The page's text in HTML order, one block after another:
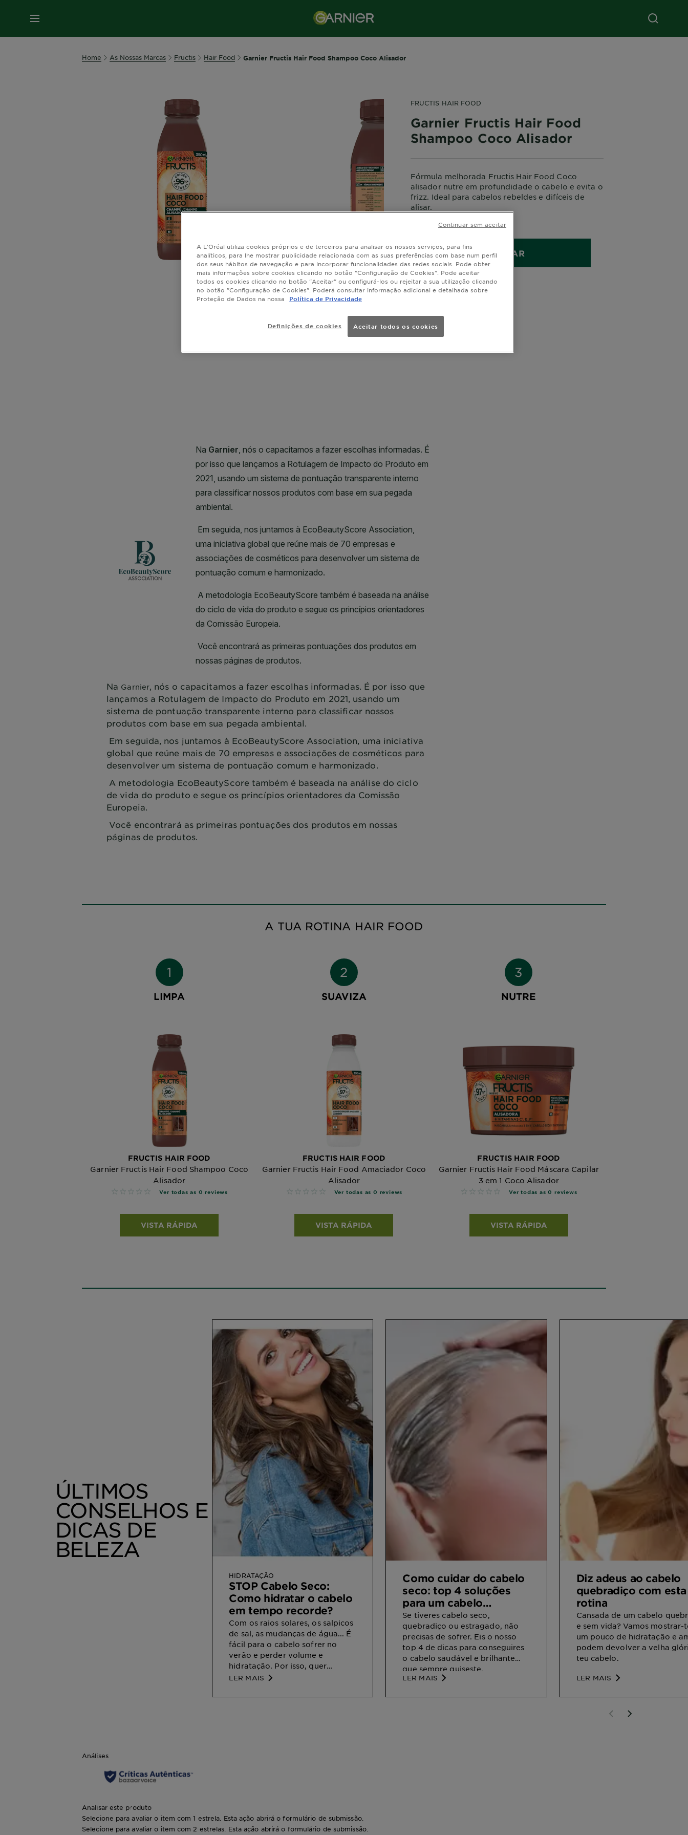
MENU
Home As Nossas Marcas Fructis Hair Food Garnier Fructis Hair Food Shampoo Coco Alisador
SLIDE 1SLIDE 2
SLIDE 3
SLIDE 4
SLIDE 5
SLIDE 6
FRUCTIS HAIR FOOD
Garnier Fructis Hair Food
Shampoo Coco Alisador
Fórmula melhorada Fructis Hair Food Coco
alisador nutre em profundidade o cabelo e evita o
frizz. Ideal para cabelos rebeldes e difíceis de
alisar.
TAMANHO 350ML
COMPRAR
Na Garnier, nós o capacitamos a fazer escolhas informadas. É por isso que
lançamos a Rotulagem de Impacto do Produto em 2021, usando um
sistema de pontuação transparente interno para classificar nossos
produtos com base em sua pegada ambiental.
Em seguida, nos juntamos à EcoBeautyScore Association, uma iniciativa
global que reúne mais de 70 empresas e associações de cosméticos para
desenvolver um sistema de pontuação comum e harmonizado.
A metodologia EcoBeautyScore também é baseada na análise do ciclo
de vida do produto e segue os princípios orientadores da Comissão
Europeia.
Você encontrará as primeiras pontuações dos produtos em nossas
páginas de produtos.
A TUA ROTINA HAIR FOOD
LIMPA
FRUCTIS HAIR FOOD
Garnier Fructis Hair Food Shampoo Coco
Alisador
No reviews Ver todas as 0 reviews
VISTA RÁPIDA
SUAVIZA
FRUCTIS HAIR FOOD
Garnier Fructis Hair Food Amaciador Coco
Alisador
No reviews Ver todas as 0 reviews
VISTA RÁPIDA
NUTRE
FRUCTIS HAIR FOOD
Garnier Fructis Hair Food Máscara Capilar
3 em 1 Coco Alisador
No reviews Ver todas as 0 reviews
VISTA RÁPIDA
ÚLTIMOS
CONSELHOS E
DICAS DE
BELEZA
HIDRATAÇÃO
STOP Cabelo Seco:
Como hidratar o cabelo
em tempo recorde?
Com os raios solares, os salpicos
de sal, as mudanças de água... É
fácil para o cabelo sofrer no
verão e perder volume e
hidratação. Por isso, quer
queiras evitar a falta de
pouco seco... aqui estão alguns
LER MAIS
Como cuidar do cabelo
seco: top 4 soluções
para um cabelo
saudável e hidratado
Se tiveres cabelo seco,
quebradiço ou estragado, não
precisas de sofrer. Eis o nosso
top 4 de dicas para conseguires
o cabelo saudável e brilhante
que sempre quiseste.
LER MAIS
Diz adeus ao cabelo
quebradiço com
rotina
Cansada de um cabelo
e sem vida? Vamos mostrar-
um pouco de hidratação e
podem devolver a velha
teu cabelo.
LER MAIS
Análises
Analisar este produto
Selecione para avaliar o item com 1 estrela. Esta ação abrirá o formulário de submissão.
Selecione para avaliar o item com 2 estrelas. Esta ação abrirá o formulário de submissão.
A L'Oréal utiliza cookies próprios e de terceiros para analisar os nossos serviços, para fins
analíticos, para lhe mostrar publicidade relacionada com as suas preferências com base num perfil
dos seus hábitos de navegação e para incorporar funcionalidades das redes sociais. Pode obter
mais informações sobre cookies clicando no botão "Configuração de Cookies". Pode aceitar
todos os cookies clicando no botão "Aceitar" ou configurá-los ou rejeitar a sua utilização clicando
no botão "Configuração de Cookies". Poderá consultar informação adicional e detalhada sobre
Proteção de Dados na nossa
Política de Privacidade
Definições de cookies Aceitar todos os cookies
Continuar sem aceitar